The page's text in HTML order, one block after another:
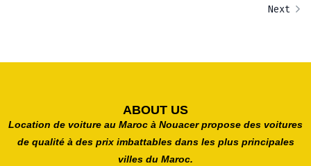
Next
ABOUT US
Location de voiture au Maroc à Nouacer propose des voitures
de qualité à des prix imbattables dans les plus principales
villes du Maroc.